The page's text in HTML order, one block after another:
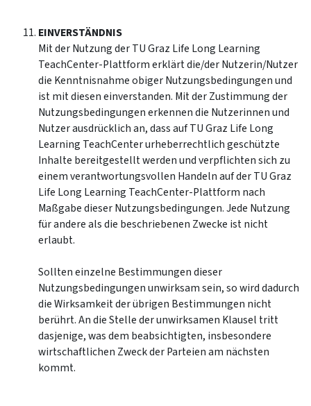
EINVERSTÄNDNIS
Mit der Nutzung der TU Graz Life Long Learning
TeachCenter-Plattform erklärt die/der Nutzerin/Nutzer
die Kenntnisnahme obiger Nutzungsbedingungen und
ist mit diesen einverstanden. Mit der Zustimmung der
Nutzungsbedingungen erkennen die Nutzerinnen und
Nutzer ausdrücklich an, dass auf TU Graz Life Long
Learning TeachCenter urheberrechtlich geschützte
Inhalte bereitgestellt werden und verpflichten sich zu
einem verantwortungsvollen Handeln auf der TU Graz
Life Long Learning TeachCenter-Plattform nach
Maßgabe dieser Nutzungsbedingungen. Jede Nutzung
für andere als die beschriebenen Zwecke ist nicht
erlaubt.
Sollten einzelne Bestimmungen dieser
Nutzungsbedingungen unwirksam sein, so wird dadurch
die Wirksamkeit der übrigen Bestimmungen nicht
berührt. An die Stelle der unwirksamen Klausel tritt
dasjenige, was dem beabsichtigten, insbesondere
wirtschaftlichen Zweck der Parteien am nächsten
kommt.